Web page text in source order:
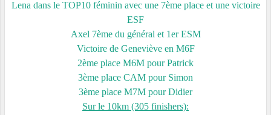
Lena dans le TOP10 féminin avec une 7ème place et une victoire
ESF
Axel 7ème du général et 1er ESM
Victoire de Geneviève en M6F
2ème place M6M pour Patrick
3ème place CAM pour Simon
3ème place M7M pour Didier
Sur le 10km (305 finishers):